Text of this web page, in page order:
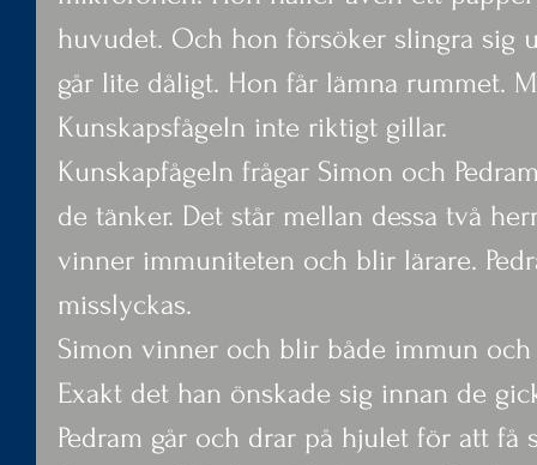
huvudet. Och hon försöker slingra sig
går lite dåligt. Hon får lämna rummet.
Kunskapsfågeln inte riktigt gillar.
Kunskapfågeln frågar Simon och
de tänker. Det står mellan dessa två
vinner immuniteten och blir lärare.
misslyckas.
Simon vinner och blir både immun
Exakt det han önskade sig innan de
Pedram går och drar på hjulet för att